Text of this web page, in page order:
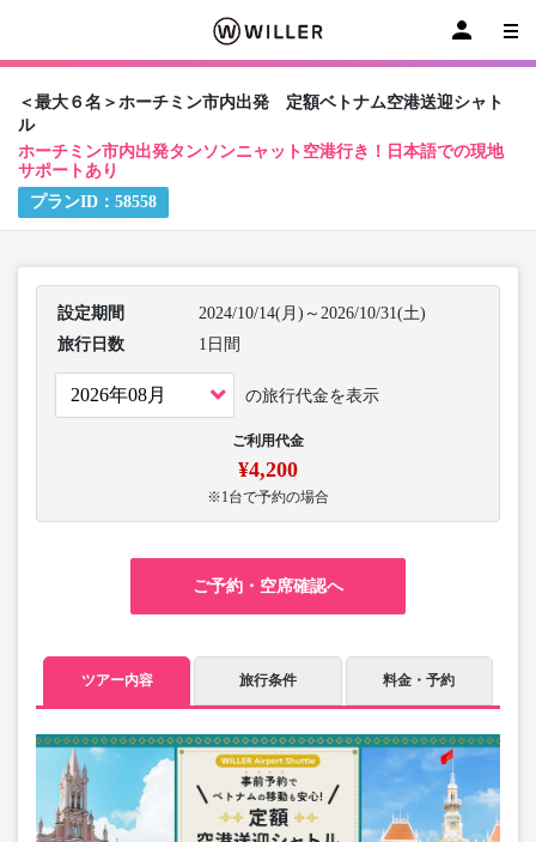
＜最大６名＞ホーチミン市内出発 定額ベトナム空港送迎シャト
ル
ホーチミン市内出発タンソンニャット空港行き！日本語での現地
サポートあり
プランID： 58558
設定期間
2024/10/14(月)～2026/10/31(土)
旅行日数
1日間
の旅行代金を表示
ご利用代金
¥4,200
※1台で予約の場合
ご予約・空席確認へ
ツアー内容 旅行条件 料金・予約